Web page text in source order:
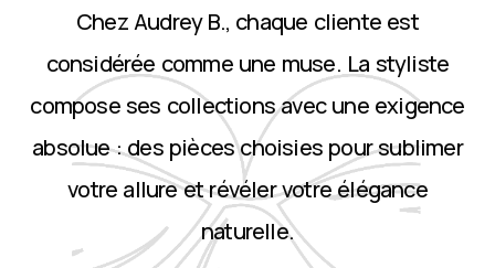
Chez Audrey B., chaque cliente est
considérée comme une muse. La styliste
compose ses collections avec une exigence
absolue : des pièces choisies pour sublimer
votre allure et révéler votre élégance
naturelle.